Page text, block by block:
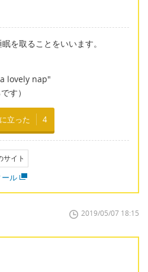
を取ることをいいます。
lovely nap"
す）
立った 4
サイト
ル
2019/05/07 18:15